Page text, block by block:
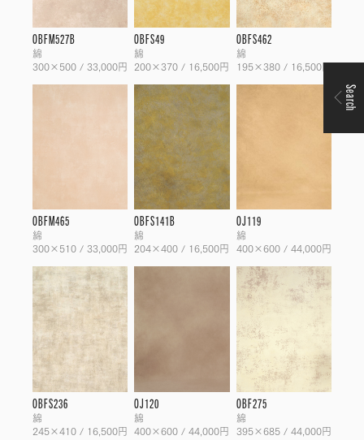
OBFM527B
綿
300×500 / 33,000円
OBFS49
綿
200×370 / 16,500円
OBFS462
綿
195×380 / 16,500円
OBFM465
綿
300×510 / 33,000円
OBFS141B
綿
204×400 / 16,500円
OJ119
綿
400×600 / 44,000円
OBFS236
綿
245×410 / 16,500円
OJ120
綿
400×600 / 44,000円
OBF275
綿
395×685 / 44,000円
Search